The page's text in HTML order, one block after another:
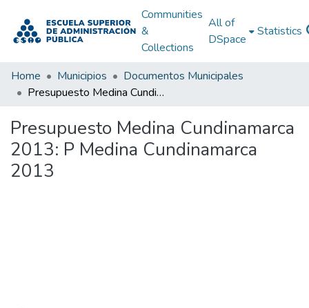
Communities
&
Collections
All of
DSpace
Statistics
Home Municipios
Documentos Municipales
Presupuesto Medina Cundinamarca 2013: P Medina Cundinamarca 2013
Presupuesto Medina Cundinamarca
2013: P Medina Cundinamarca
2013